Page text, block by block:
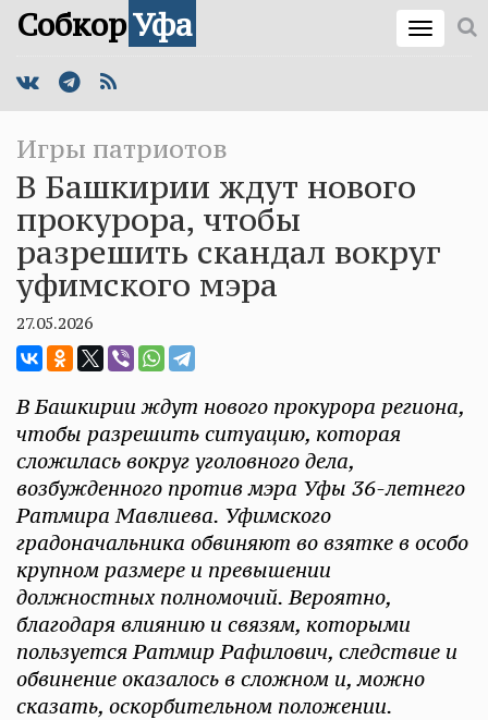
СобкорУфа
Игры патриотов
В Башкирии ждут нового
прокурора, чтобы
разрешить скандал вокруг
уфимского мэра
27.05.2026
В Башкирии ждут нового прокурора региона,
чтобы разрешить ситуацию, которая
сложилась вокруг уголовного дела,
возбужденного против мэра Уфы 36-летнего
Ратмира Мавлиева. Уфимского
градоначальника обвиняют во взятке в особо
крупном размере и превышении
должностных полномочий. Вероятно,
благодаря влиянию и связям, которыми
пользуется Ратмир Рафилович, следствие и
обвинение оказалось в сложном и, можно
сказать, оскорбительном положении.